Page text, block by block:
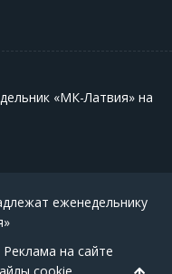
«МК-Латвия» на
еженедельнику
Реклама на сайте